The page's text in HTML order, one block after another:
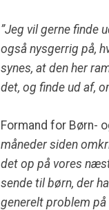
”Jeg vil gerne finde
også nysgerrig på,
synes, at den her
det, og finde ud af,
Formand for Børn-
måneder siden
det op på vores
sende til børn, der
generelt problem på